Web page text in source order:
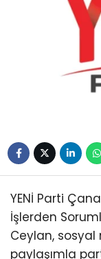
YENİ Parti
İşlerden
Ceylan, sosyal
paylaşımla